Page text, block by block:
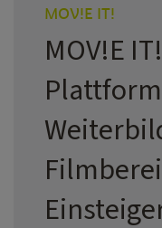
MOV!E IT!
MOV!E